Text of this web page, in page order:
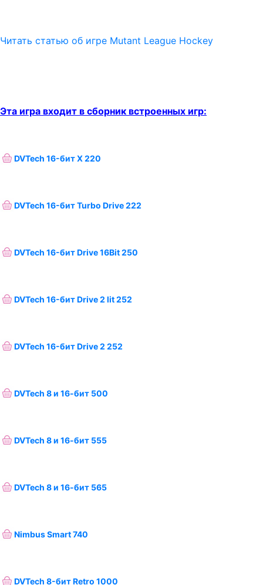
Читать статью об игре Mutant League Hockey
Эта игра входит в сборник встроенных игр:
DVTech 16-бит X 220
DVTech 16-бит Turbo Drive 222
DVTech 16-бит Drive 16Bit 250
DVTech 16-бит Drive 2 lit 252
DVTech 16-бит Drive 2 252
DVTech 8 и 16-бит 500
DVTech 8 и 16-бит 555
DVTech 8 и 16-бит 565
Nimbus Smart 740
DVTech 8-бит Retro 1000